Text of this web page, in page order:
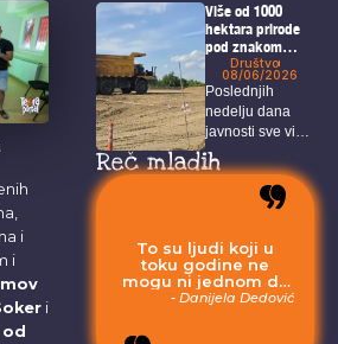
i
i
i
od
Više od 1000
hektara prirode
pod znakom
pitanja: U planu
je izgradnja
velikog
rudarskog
kompleksa u
blizini Zaječara
Društvo
08/06/2026
Poslednjih
nedelju dana
javnosti sve više
privlače pažnju
istražni radovi...
Reč mladih
To su ljudi koji u
toku godine ne
mogu ni jednom da
odu na more, jer
uvek sa svojom
- Danijela Dedović